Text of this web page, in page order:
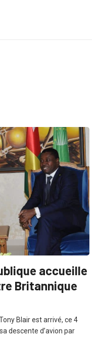
accueille
Britannique
Blair est arrivé, ce 4
descente d’avion par